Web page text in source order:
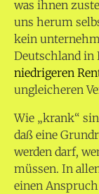
was ihnen
uns herum
kein
Deutschland in
niedrigeren
ungleicheren
Wie „krank“
daß eine
werden darf,
müssen. In
einen Anspruch